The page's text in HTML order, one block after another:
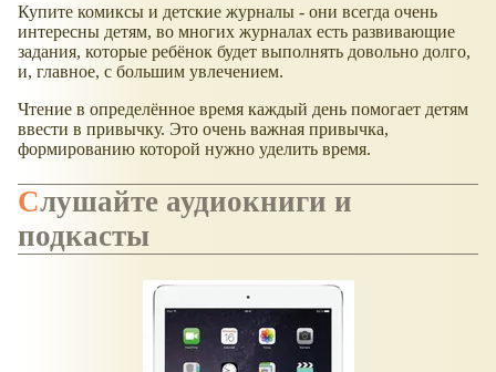
Купите комиксы и детские журналы - они всегда очень
интересны детям, во многих журналах есть развивающие
задания, которые ребёнок будет выполнять довольно долго,
и, главное, с большим увлечением.
Чтение в определённое время каждый день помогает детям
ввести в привычку. Это очень важная привычка,
формированию которой нужно уделить время.
Слушайте аудиокниги и
подкасты